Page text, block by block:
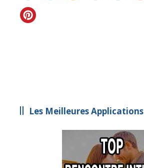
Les Meilleures Applications